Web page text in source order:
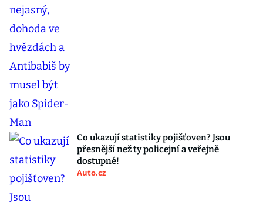
Co ukazují statistiky pojišťoven? Jsou
přesnější než ty policejní a veřejně
dostupné!
Auto.cz